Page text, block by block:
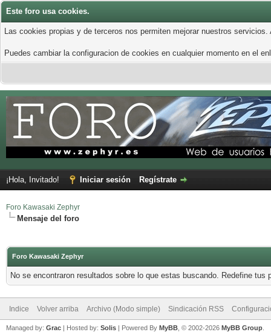
Este foro usa cookies.
Las cookies propias y de terceros nos permiten mejorar nuestros
Puedes cambiar la configuracion de cookies en cualquier momento en el
¡Hola, Invitado! Iniciar sesión Regístrate
Foro Kawasaki Zephyr
Mensaje del foro
Foro Kawasaki Zephyr
No se encontraron resultados sobre lo que estas buscando. Redefine tus
Indice Volver arriba Archivo (Modo simple) Sindicación RSS
Managed by: Grac | Hosted by: Solis | Powered By MyBB , © 2002-2026 MyBB Group